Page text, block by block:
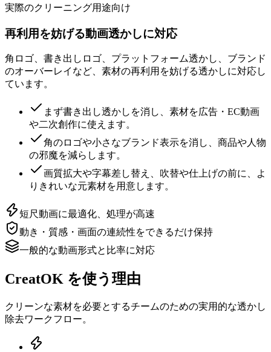
実際のクリーニング用途向け
再利用を妨げる動画透かしに対応
角ロゴ、書き出しロゴ、プラットフォーム透かし、ブランド
のオーバーレイなど、素材の再利用を妨げる透かしに対応し
ています。
まず書き出し透かしを消し、素材を広告・EC動画
や二次創作に使えます。
角のロゴや小さなブランド表示を消し、商品や人物
の邪魔を減らします。
画質拡大や字幕差し替え、吹替や仕上げの前に、よ
りきれいな元素材を用意します。
短尺動画に最適化、処理が高速
動き・質感・画面の連続性をできるだけ保持
一般的な動画形式と比率に対応
CreatOK を使う理由
クリーンな素材を必要とするチームのための実用的な透かし
除去ワークフロー。